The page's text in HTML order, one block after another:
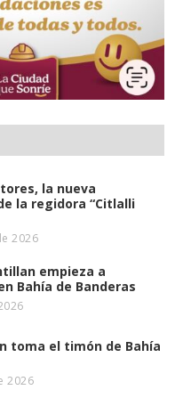
la nueva
la regidora “Citlalli
2026
empieza a
Bahía de Banderas
toma el timón de Bahía
2026